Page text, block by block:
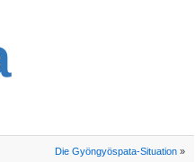
Die Gyöngyöspata-Situation»